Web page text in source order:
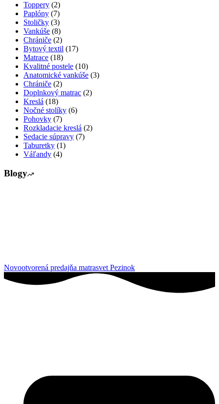
Toppery (2)
Paplóny (7)
Stoličky (3)
Vankúše (8)
Chrániče (2)
Bytový textil (17)
Matrace (18)
Kvalitné postele (10)
Anatomické vankúše (3)
Chrániče (2)
Doplnkový matrac (2)
Kreslá (18)
Nočné stolíky (6)
Pohovky (7)
Rozkladacie kreslá (2)
Sedacie súpravy (7)
Taburetky (1)
Váľandy (4)
Blogy
Novootvorená predajňa matrasvet Pezinok